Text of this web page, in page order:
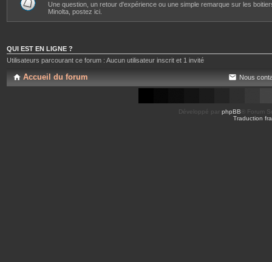
Une question, un retour d'expérience ou une simple remarque sur les
Minolta, postez ici.
QUI EST EN LIGNE ?
Utilisateurs parcourant ce forum : Aucun utilisateur inscrit et 1 invité
Accueil du forum Nous
Développé par phpBB ® Forum
Traduction